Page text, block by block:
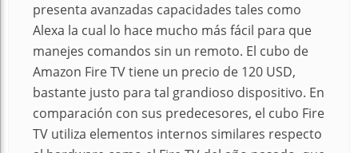
presenta avanzadas capacidades tales como
Alexa la cual lo hace mucho más fácil para que
manejes comandos sin un remoto. El cubo de
Amazon Fire TV tiene un precio de 120 USD,
bastante justo para tal grandioso dispositivo. En
comparación con sus predecesores, el cubo Fire
TV utiliza elementos internos similares respecto